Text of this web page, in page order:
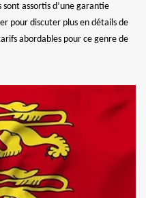
assortis d’une garantie
pour discuter plus en détails de
abordables pour ce genre de